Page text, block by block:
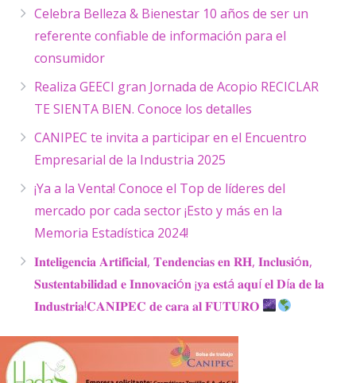
Celebra Belleza & Bienestar 10 años de ser un
referente confiable de información para el
consumidor
Realiza GEECI gran Jornada de Acopio RECICLAR
TE SIENTA BIEN. Conoce los detalles
CANIPEC te invita a participar en el Encuentro
Empresarial de la Industria 2025
¡Ya a la Venta! Conoce el Top de líderes del
mercado por cada sector ¡Esto y más en la
Memoria Estadística 2024!
𝐈𝐧𝐭𝐞𝐥𝐢𝐠𝐞𝐧𝐜𝐢𝐚 𝐀𝐫𝐭𝐢𝐟𝐢𝐜𝐢𝐚𝐥, 𝐓𝐞𝐧𝐝𝐞𝐧𝐜𝐢𝐚𝐬 𝐞𝐧 𝐑𝐇, 𝐈𝐧𝐜𝐥𝐮𝐬𝐢ó𝐧,
𝐒𝐮𝐬𝐭𝐞𝐧𝐭𝐚𝐛𝐢𝐥𝐢𝐝𝐚𝐝 𝐞 𝐈𝐧𝐧𝐨𝐯𝐚𝐜𝐢ó𝐧 ¡𝐲𝐚 𝐞𝐬𝐭á 𝐚𝐪𝐮í 𝐞𝐥 𝐃í𝐚 𝐝𝐞 𝐥𝐚
𝐈𝐧𝐝𝐮𝐬𝐭𝐫𝐢𝐚!𝐂𝐀𝐍𝐈𝐏𝐄𝐂 𝐝𝐞 𝐜𝐚𝐫𝐚 𝐚𝐥 𝐅𝐔𝐓𝐔𝐑𝐎